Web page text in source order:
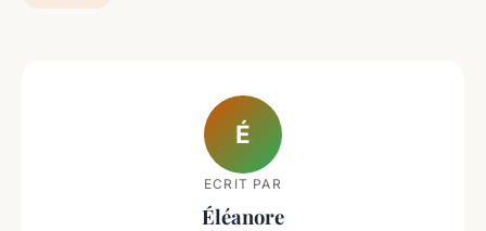
É
ECRIT PAR
Éléanore